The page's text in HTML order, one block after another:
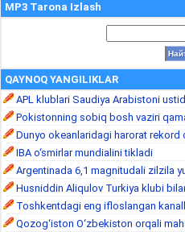
MP3 Tarona Izlash
QAYNOQ YANGILIKLAR
APL klublari Saudiya Arabistoni
Pokistonning sobiq bosh vaziri
Dunyo okeanlaridagi harorat rekord
IBA o‘smirlar mundialini tikladi
Argentinada 6,1 magnitudali zilzila
Husniddin Aliqulov Turkiya klubi
Toshkentdagi eng ifloslangan
Qozog‘iston O‘zbekiston orqali